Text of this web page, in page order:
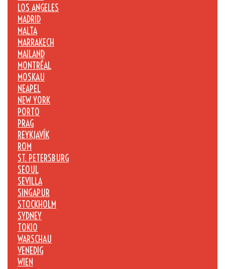
LOS ANGELES
MADRID
MALTA
MARRAKECH
MAILAND
MONTRÉAL
MOSKAU
NEAPEL
NEW YORK
PORTO
PRAG
REYKJAVÍK
ROM
ST. PETERSBURG
SEOUL
SEVILLA
SINGAPUR
STOCKHOLM
SYDNEY
TOKIO
WARSCHAU
VENEDIG
WIEN